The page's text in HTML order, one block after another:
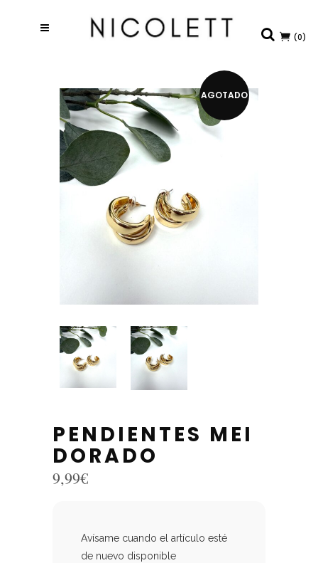
(0)
AGOTADO
PENDIENTES MEI
DORADO
9,99€
Avísame cuando el artículo esté
de nuevo disponible